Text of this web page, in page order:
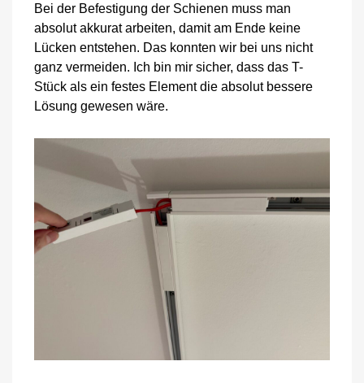
Bei der Befestigung der Schienen muss man
absolut akkurat arbeiten, damit am Ende keine
Lücken entstehen. Das konnten wir bei uns nicht
ganz vermeiden. Ich bin mir sicher, dass das T-
Stück als ein festes Element die absolut bessere
Lösung gewesen wäre.